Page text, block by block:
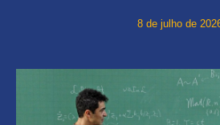
8 de julho de